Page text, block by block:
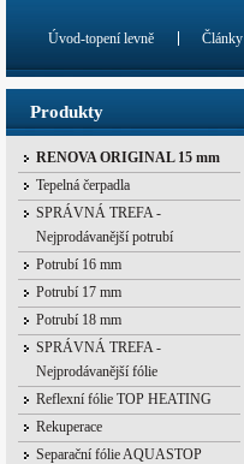
Produkty
RENOVA ORIGINAL 15 mm
Tepelná čerpadla
SPRÁVNÁ TREFA -
Nejprodávanější potrubí
Potrubí 16 mm
Potrubí 17 mm
Potrubí 18 mm
SPRÁVNÁ TREFA -
Nejprodávanější fólie
Reflexní fólie TOP HEATING
Rekuperace
Separační fólie AQUASTOP
Úvod-topení levně Články